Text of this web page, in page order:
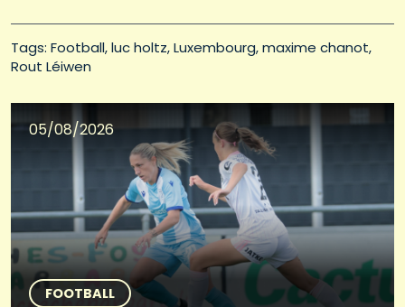
Tags: Football luc holtz Luxembourg maxime chanot
Rout Léiwen
05/08/2026
FOOTBALL